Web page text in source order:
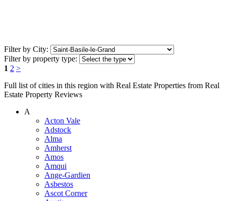
Filter by City:
Filter by property type:
1 2 >
Full list of cities in this region with Real Estate Properties from Real
Estate Property Reviews
A
Acton Vale
Adstock
Alma
Amherst
Amos
Amqui
Ange-Gardien
Asbestos
Ascot Corner